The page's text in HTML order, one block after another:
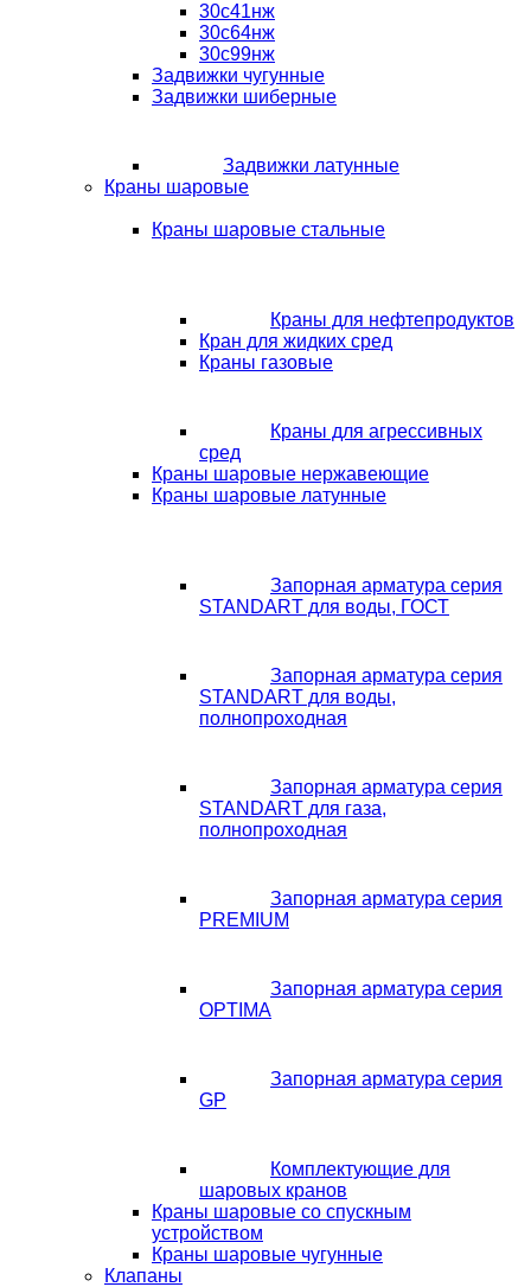
30с41нж
30с64нж
30с99нж
Задвижки чугунные
Задвижки шиберные
Задвижки латунные
Краны шаровые
Краны шаровые стальные
Краны для нефтепродуктов
Кран для жидких сред
Краны газовые
Краны для агрессивных
сред
Краны шаровые нержавеющие
Краны шаровые латунные
Запорная арматура серия
STANDART для воды, ГОСТ
Запорная арматура серия
STANDART для воды,
полнопроходная
Запорная арматура серия
STANDART для газа,
полнопроходная
Запорная арматура серия
PREMIUM
Запорная арматура серия
OPTIMA
Запорная арматура серия
GP
Комплектующие для
шаровых кранов
Краны шаровые со спускным
устройством
Краны шаровые чугунные
Клапаны